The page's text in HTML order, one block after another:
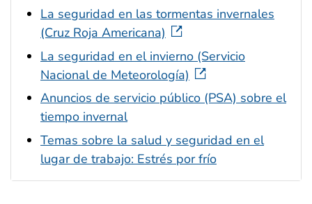
La seguridad en las tormentas invernales
(Cruz Roja Americana)
La seguridad en el invierno (Servicio
Nacional de Meteorología)
Anuncios de servicio público (PSA) sobre el
tiempo invernal
Temas sobre la salud y seguridad en el
lugar de trabajo: Estrés por frío